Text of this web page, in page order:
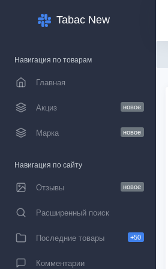
Tabac New
Навигация по товарам
Главная
Акциз новое
Марка новое
Навигация по сайту
Отзывы новое
Расширенный поиск
Последние товары +50
Комментарии